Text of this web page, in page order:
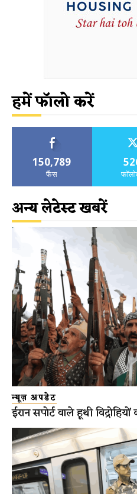
हमें फॉलो करें
150,789
फैंस
अन्य लेटेस्ट खबरें
न्यूज़ अपडेट
ईरान सपोर्ट वाले हूथी